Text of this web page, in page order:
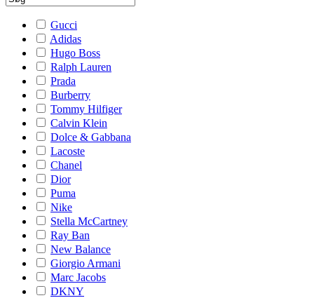
Gucci
Adidas
Hugo Boss
Ralph Lauren
Prada
Burberry
Tommy Hilfiger
Calvin Klein
Dolce & Gabbana
Lacoste
Chanel
Dior
Puma
Nike
Stella McCartney
Ray Ban
New Balance
Giorgio Armani
Marc Jacobs
DKNY